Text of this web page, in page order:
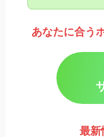
あなたに合う
最新